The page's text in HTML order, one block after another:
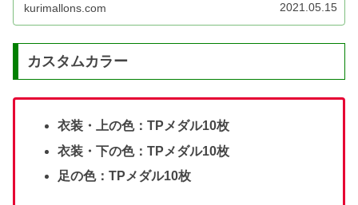
kurimallons.com 2021.05.15
カスタムカラー
衣装・上の色：TPメダル10枚
衣装・下の色：TPメダル10枚
足の色：TPメダル10枚